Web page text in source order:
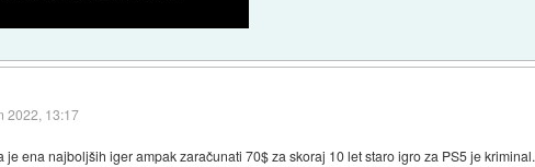
2022, 13:17
je ena najboljših iger ampak zaračunati 70$ za skoraj 10 let staro igro za PS5 je kriminal.